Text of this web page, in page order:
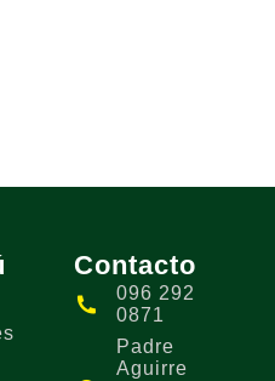
Contacto
096 292
0871
Padre
Aguirre